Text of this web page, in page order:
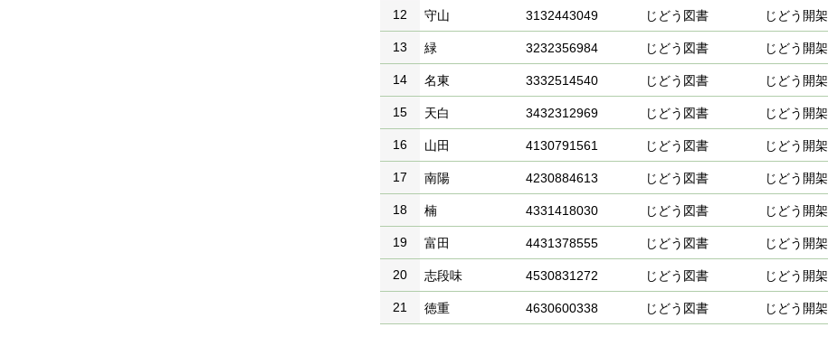
12 守山 3132443049 じどう図書 じどう開架
13 緑 3232356984 じどう図書 じどう開架
14 名東 3332514540 じどう図書 じどう開架
15 天白 3432312969 じどう図書 じどう開架
16 山田 4130791561 じどう図書 じどう開架
17 南陽 4230884613 じどう図書 じどう開架
18 楠 4331418030 じどう図書 じどう開架
19 富田 4431378555 じどう図書 じどう開架
20 志段味 4530831272 じどう図書 じどう開架
21 徳重 4630600338 じどう図書 じどう開架